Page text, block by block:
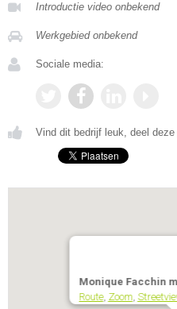
Introductie video onbekend
Werkgebied onbekend
Sociale media:
Vind dit bedrijf leuk, deel
Monique Facchin
Route, Zoom,